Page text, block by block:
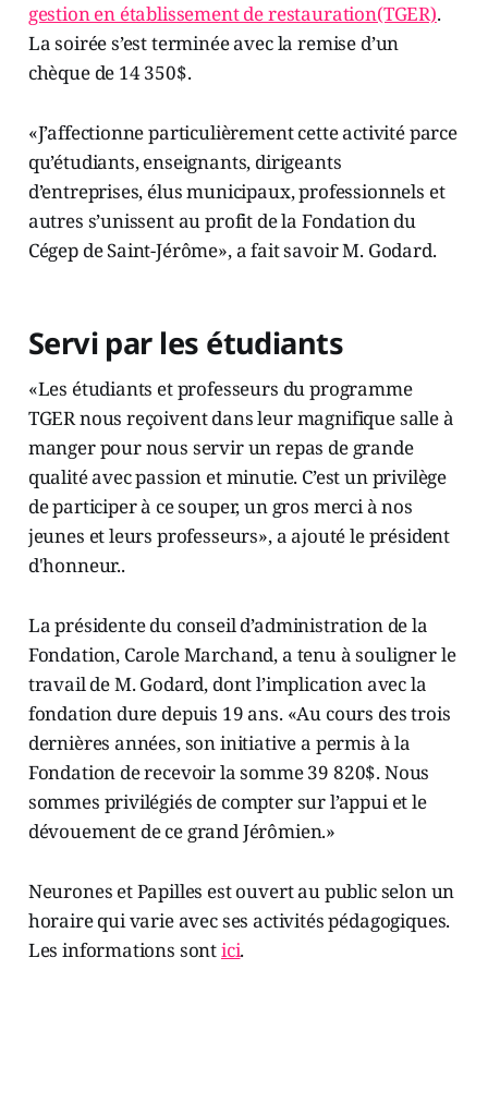
gestion en établissement de restauration(TGER).
La soirée s’est terminée avec la remise d’un
chèque de 14 350$.
«J’affectionne particulièrement cette activité parce
qu’étudiants, enseignants, dirigeants
d’entreprises, élus municipaux, professionnels et
autres s’unissent au profit de la Fondation du
Cégep de Saint-Jérôme», a fait savoir M. Godard.
Servi par les étudiants
«Les étudiants et professeurs du programme
TGER nous reçoivent dans leur magnifique salle à
manger pour nous servir un repas de grande
qualité avec passion et minutie. C’est un privilège
de participer à ce souper, un gros merci à nos
jeunes et leurs professeurs», a ajouté le président
d'honneur..
La présidente du conseil d’administration de la
Fondation, Carole Marchand, a tenu à souligner le
travail de M. Godard, dont l’implication avec la
fondation dure depuis 19 ans. «Au cours des trois
dernières années, son initiative a permis à la
Fondation de recevoir la somme 39 820$. Nous
sommes privilégiés de compter sur l’appui et le
dévouement de ce grand Jérômien.»
Neurones et Papilles est ouvert au public selon un
horaire qui varie avec ses activités pédagogiques.
Les informations sontici.